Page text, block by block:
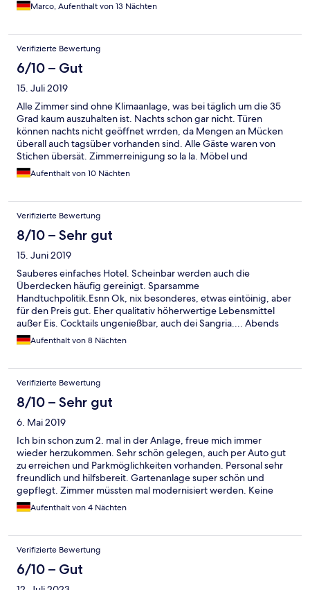
Marco, Aufenthalt von 13 Nächten
Verifizierte Bewertung
6/10 – Gut
15. Juli 2019
Alle Zimmer sind ohne Klimaanlage, was bei täglich um die 35
Grad kaum auszuhalten ist. Nachts schon gar nicht. Türen
können nachts nicht geöffnet wrrden, da Mengen an Mücken
überall auch tagsüber vorhanden sind. Alle Gäste waren von
Stichen übersät. Zimmerreinigung so la la. Möbel und
Badeinrichtung müssten erneuert werden. Verpflegung war
sehr gut.
Aufenthalt von 10 Nächten
Verifizierte Bewertung
8/10 – Sehr gut
15. Juni 2019
Sauberes einfaches Hotel. Scheinbar werden auch die
Überdecken häufig gereinigt. Sparsamme
Handtuchpolitik.Esnn Ok, nix besonderes, etwas eintöinig, aber
für den Preis gut. Eher qualitativ höherwertige Lebensmittel
außer Eis. Cocktails ungenießbar, auch dei Sangria.... Abends
unmegnen von Mücken so das man nicht draußen sitzen
konnte. Sehr weitläufige Anlage am Berghang mit schönen
auf Meer vom Zimmer zerstören. Shuttelbus in der Anlage.
"Naturstrand" mit Nadeln etc. von den Bäumen. Safe Kostet
3€/Tag, stand nicht in der Ausschreibung!
Aufenthalt von 8 Nächten
Verifizierte Bewertung
8/10 – Sehr gut
6. Mai 2019
Ich bin schon zum 2. mal in der Anlage, freue mich immer
wieder herzukommen. Sehr schön gelegen, auch per Auto gut
zu erreichen und Parkmöglichkeiten vorhanden. Personal sehr
freundlich und hilfsbereit. Gartenanlage super schön und
gepflegt. Zimmer müssten mal modernisiert werden. Keine
Heizung, im Bad zu dieser Jahreszeit (Mai) etwas kalt.
Reinigungskraft war täglich im Zimmer, die Toilette wurde
einseitig, Geschmacklich aber ganz gut. Zur Nebensaison war
es glücklicherweise nicht so voll, in Stoßzeiten jedoch schon
etwas Gedränge im Essraum, wie das dann in den Ferienzeiten
ist will ich mir nicht vorstellen.
Aufenthalt von 4 Nächten
Verifizierte Bewertung
6/10 – Gut